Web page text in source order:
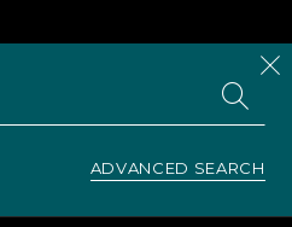
ADVANCED SEARCH